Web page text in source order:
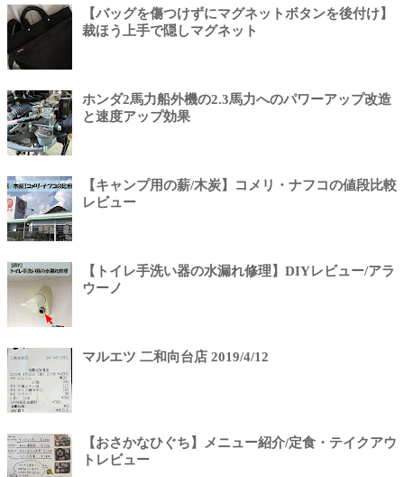
【バッグを傷つけずにマグネットボタンを後付け】
裁ほう上手で隠しマグネット
ホンダ2馬力船外機の2.3馬力へのパワーアップ改造
と速度アップ効果
【キャンプ用の薪/木炭】コメリ・ナフコの値段比較
レビュー
【トイレ手洗い器の水漏れ修理】DIYレビュー/アラ
ウーノ
マルエツ 二和向台店 2019/4/12
【おさかなひぐち】メニュー紹介/定食・テイクアウ
トレビュー